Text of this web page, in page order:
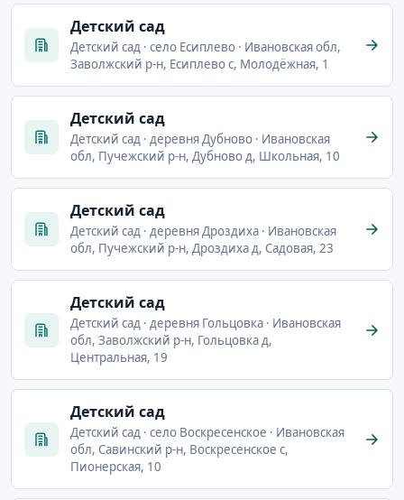
Детский сад
Детский сад · село Есиплево · Ивановская обл,
Заволжский р-н, Есиплево с, Молодёжная, 1
Детский сад
Детский сад · деревня Дубново · Ивановская
обл, Пучежский р-н, Дубново д, Школьная, 10
Детский сад
Детский сад · деревня Дроздиха · Ивановская
обл, Пучежский р-н, Дроздиха д, Садовая, 23
Детский сад
Детский сад · деревня Гольцовка · Ивановская
обл, Заволжский р-н, Гольцовка д,
Центральная, 19
Детский сад
Детский сад · село Воскресенское · Ивановская
обл, Савинский р-н, Воскресенское с,
Пионерская, 10